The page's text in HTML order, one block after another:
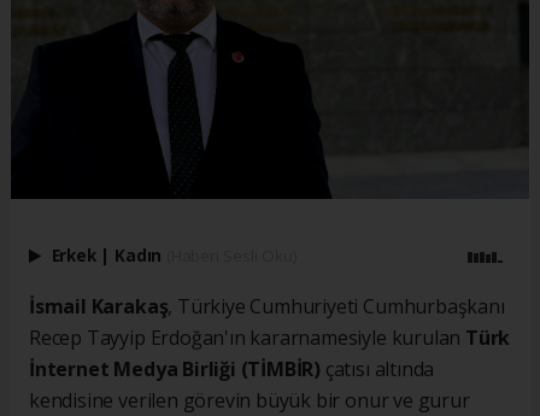
Erkek | Kadın
İsmail Karakaş, Türkiye Cumhuriyeti Cumhurbaşkanı
Recep Tayyip Erdoğan'ın kararnamesiyle kurulan Türk
İnternet Medya Birliği (TİMBİR) çatısı altında
kendisine verilen görevin büyük bir onur ve gurur